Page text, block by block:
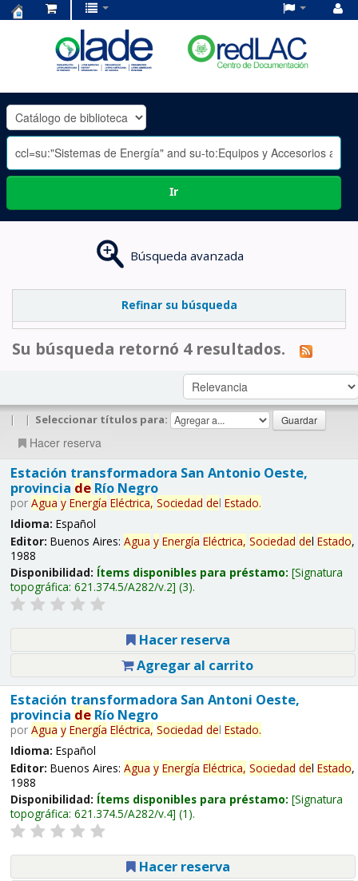
OLADE
-
Ir
Búsqueda avanzada
Refinar su búsqueda
Su búsqueda retornó 4 resultados.
| | Seleccionar títulos para:
Hacer reserva
Estación transformadora San Antonio Oeste,
provincia deRío Negro
por Agua y Energía Eléctrica, Sociedad del Estado.
Idioma: Español
Editor: Buenos Aires: Agua y Energía Eléctrica, Sociedad del Estado,
1988
Disponibilidad: Ítems disponibles para préstamo: Signatura
topográfica: 621.374.5/A282/v.2 (3).
Hacer reserva
Agregar al carrito
Estación transformadora San Antoni Oeste,
provincia deRío Negro
por Agua y Energía Eléctrica, Sociedad del Estado.
Idioma: Español
Editor: Buenos Aires: Agua y Energía Eléctrica, Sociedad del Estado,
1988
Disponibilidad: Ítems disponibles para préstamo: Signatura
topográfica: 621.374.5/A282/v.4 (1).
Hacer reserva